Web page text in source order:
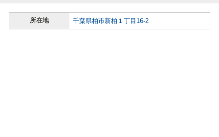
所在地 千葉県柏市新柏１丁目16-2